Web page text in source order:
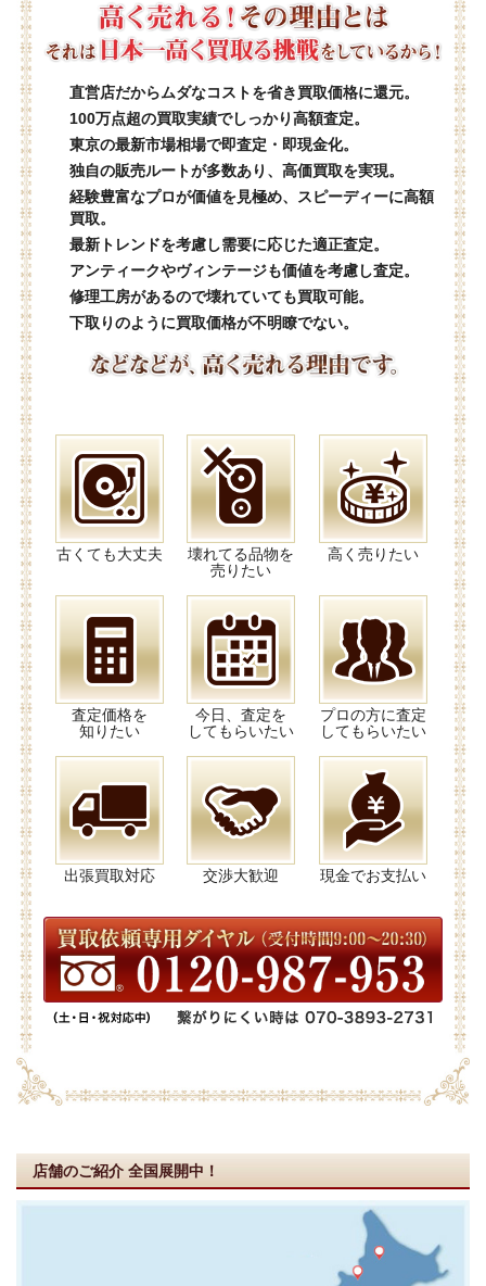
直営店だからムダなコストを省き買取価格に還元。
100万点超の買取実績でしっかり高額査定。
東京の最新市場相場で即査定・即現金化。
独自の販売ルートが多数あり、高価買取を実現。
経験豊富なプロが価値を見極め、スピーディーに高額
買取。
最新トレンドを考慮し需要に応じた適正査定。
アンティークやヴィンテージも価値を考慮し査定。
修理工房があるので壊れていても買取可能。
下取りのように買取価格が不明瞭でない。
古くても大丈夫
壊れてる品物を
売りたい
高く売りたい
査定価格を
知りたい
今日、査定を
してもらいたい
プロの方に査定
してもらいたい
出張買取対応 交渉大歓迎 現金でお支払い
店舗のご紹介 全国展開中！